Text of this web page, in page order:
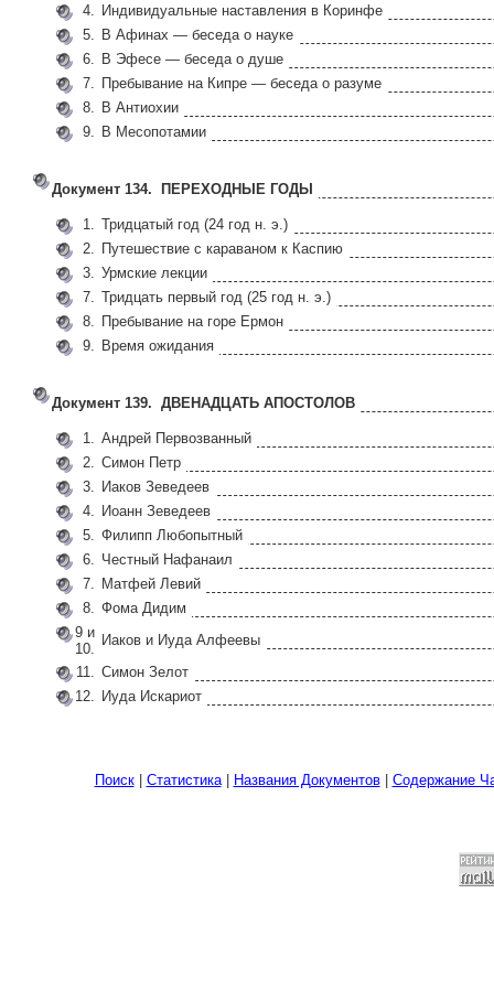
4. Индивидуальные наставления в Коринфе
5. В Афинах — беседа о науке
6. В Эфесе — беседа о душе
7. Пребывание на Кипре — беседа о разуме
8. В Антиохии
9. В Месопотамии
Документ 134. ПЕРЕХОДНЫЕ ГОДЫ
1. Тридцатый год (24 год н. э.)
2. Путешествие с караваном к Каспию
3. Урмские лекции
7. Тридцать первый год (25 год н. э.)
8. Пребывание на горе Ермон
9. Время ожидания
Документ 139. ДВЕНАДЦАТЬ АПОСТОЛОВ
1. Андрей Первозванный
2. Симон Петр
3. Иаков Зеведеев
4. Иоанн Зеведеев
5. Филипп Любопытный
6. Честный Нафанаил
7. Матфей Левий
8. Фома Дидим
9 и
10.
Иаков и Иуда Алфеевы
11. Симон Зелот
12. Иуда Искариот
Поиск| Статистика| Названия Документов| Содержание